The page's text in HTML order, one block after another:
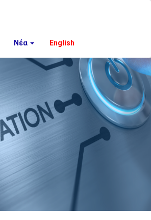
Νέα English